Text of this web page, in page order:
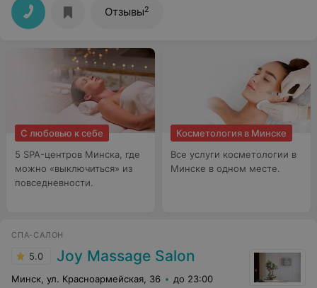
Отзывы2
С любовью к себе
5 SPA-центров Минска, где
можно «выключиться» из
повседневности.
Косметология в Минске
Все услуги косметологии в
Минске в одном месте.
СПА-САЛОН
5.0 Joy Massage Salon
Минск, ул. Красноармейская, 36 до 23:00